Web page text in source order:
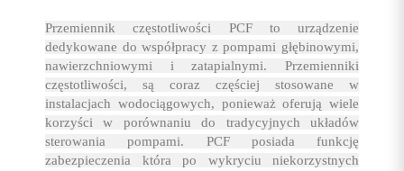
Przemiennik częstotliwości PCF to urządzenie
dedykowane do współpracy z pompami głębinowymi,
nawierzchniowymi i zatapialnymi. Przemienniki
częstotliwości, są coraz częściej stosowane w
instalacjach wodociągowych, ponieważ oferują wiele
korzyści w porównaniu do tradycyjnych układów
sterowania pompami. PCF posiada funkcję
zabezpieczenia która po wykryciu niekorzystnych